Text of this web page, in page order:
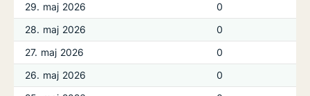
29. maj 2026
0
28. maj 2026
0
27. maj 2026
0
26. maj 2026
0